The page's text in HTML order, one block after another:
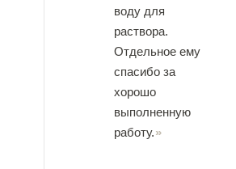
воду для
раствора.
Отдельное ему
спасибо за
хорошо
выполненную
работу.